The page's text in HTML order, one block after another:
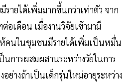
ายได้เพิ่มมากขึ้นกว่าเท่าตัว จาก
อเดือน เมื่องานวิจัยเข้ามามี
ห้คนในชุมชนมีรายได้เพิ่มเป็นหมื่น
การผสมผสานระหว่างวัยในการ
อย่างถ้าเป็นเด็กรุ่นใหม่อายุระหว่าง